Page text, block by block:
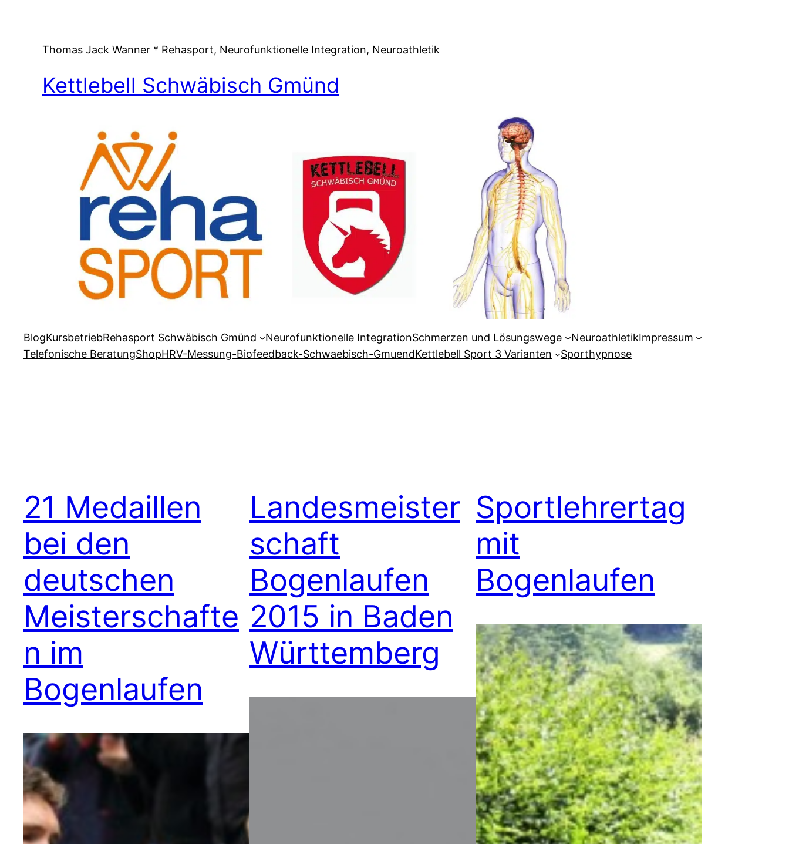
springenThomas Jack Wanner * Rehasport, Neurofunktionelle Integration, Neuroathletik
Kettlebell Schwäbisch Gmünd
BlogKursbetriebRehasport Schwäbisch Gmünd Neurofunktionelle IntegrationSchmerzen und Lösungswege NeuroathletikImpressum
Telefonische BeratungShopHRV-Messung-Biofeedback-Schwaebisch-GmuendKettlebell Sport 3 Varianten Sporthypnose
21 Medaillen
bei den
deutschen
Meisterschafte
n im
Bogenlaufen
Landesmeister
schaft
Bogenlaufen
2015 in Baden
Württemberg
Sportlehrertag
mit
Bogenlaufen